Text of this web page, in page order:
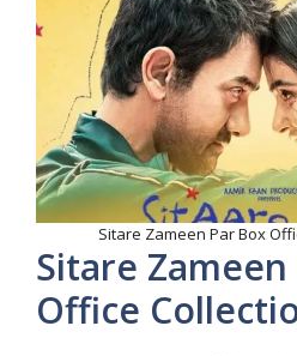
Sitare Zameen Par Box
Sitare
Office